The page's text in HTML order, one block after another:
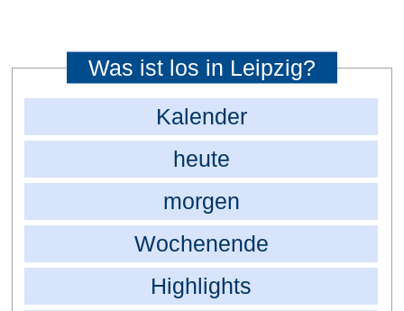
Was ist los in Leipzig?
Kalender
heute
morgen
Wochenende
Highlights